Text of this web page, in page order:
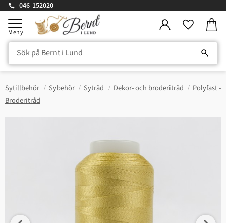
Meny
046-152020
Sytillbehör Sybehör Sytråd Dekor- och broderitråd
Polyfast -
Broderitråd